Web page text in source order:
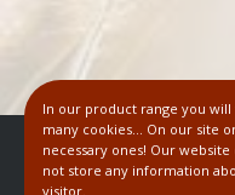
In our product range you will
many cookies... On our site
necessary ones! Our website
not store any information
visitor.